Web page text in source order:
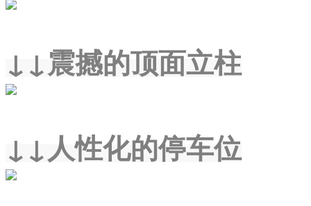
↓↓震撼的顶面立柱
↓↓人性化的停车位